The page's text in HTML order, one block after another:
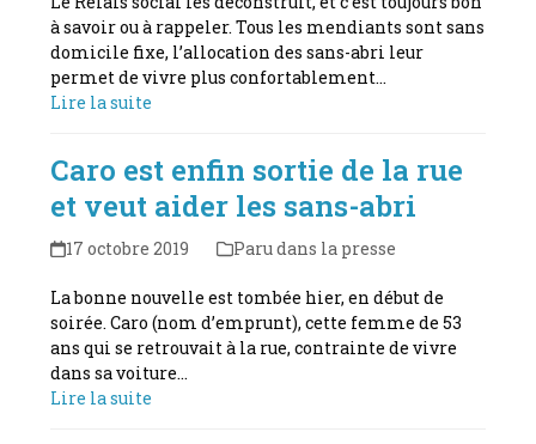
à savoir ou à rappeler. Tous les mendiants sont sans
domicile fixe, l’allocation des sans-abri leur
permet de vivre plus confortablement…
Lire la suite
Caro est enfin sortie de la rue
et veut aider les sans-abri
17 octobre 2019 Paru dans la presse
La bonne nouvelle est tombée hier, en début de
soirée. Caro (nom d’emprunt), cette femme de 53
ans qui se retrouvait à la rue, contrainte de vivre
dans sa voiture…
Lire la suite